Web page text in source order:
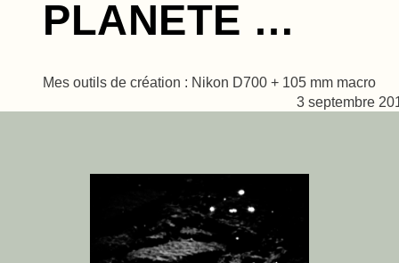
PLANETE …
Mes outils de création : Nikon D700 + 105 mm macro
3 septembre